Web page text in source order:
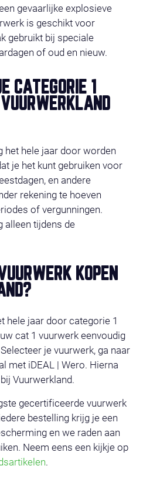
gevaarlijke explosieve
is geschikt voor
gebruikt bij speciale
of oud en nieuw.
CATEGORIE 1
het hele jaar door worden
je het kunt gebruiken voor
en andere
rekening te hoeven
of vergunningen.
alleen tijdens de
KOPEN
hele jaar door categorie 1
cat 1 vuurwerk eenvoudig
je vuurwerk, ga naar
met iDEAL | Wero. Hierna
Vuurwerkland.
gecertificeerde vuurwerk
bestelling krijg je een
en we raden aan
Neem eens een kijkje op
.